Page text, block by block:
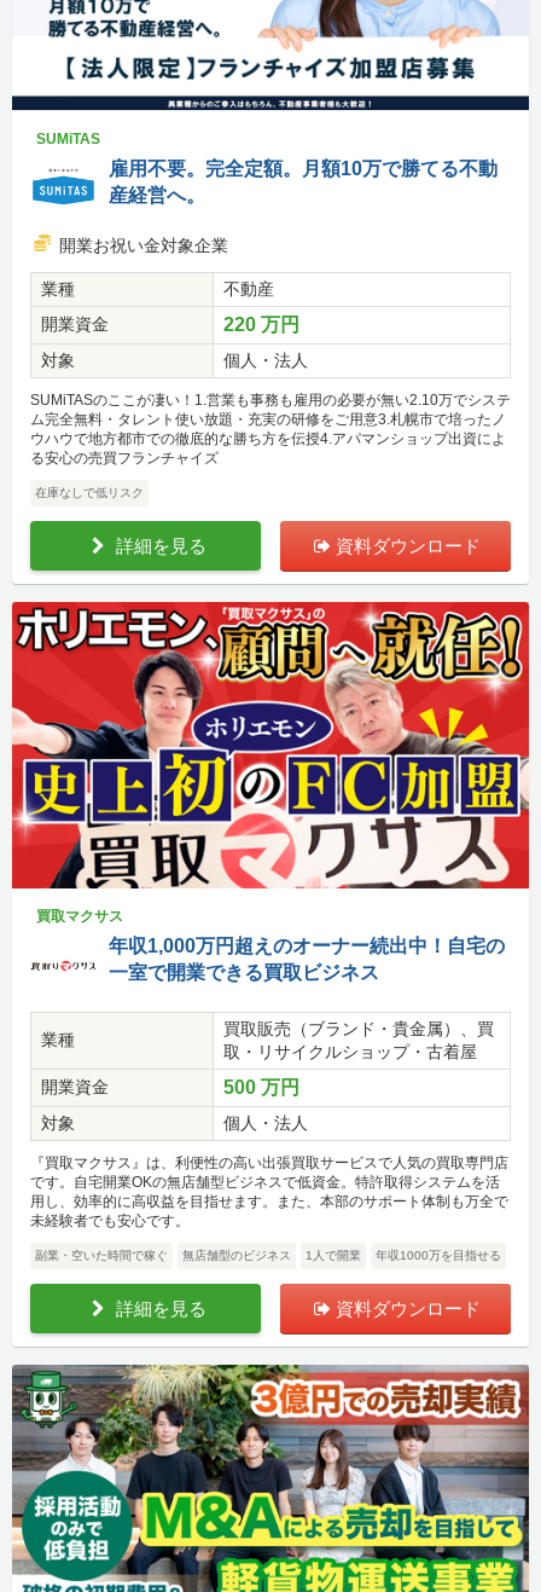
SUMiTAS
雇用不要。完全定額。月額10万で勝てる不動
産経営へ。
開業お祝い金対象企業
業種
不動産
開業資金
220 万円
対象 個人・法人
SUMiTASのここが凄い！1.営業も事務も雇用の必要が無い2.10万でシステ
ム完全無料・タレント使い放題・充実の研修をご用意3.札幌市で培ったノ
ウハウで地方都市での徹底的な勝ち方を伝授4.アパマンショップ出資によ
る安心の売買フランチャイズ
在庫なしで低リスク
詳細を見る 資料ダウンロード
買取マクサス
年収1,000万円超えのオーナー続出中！自宅の
一室で開業できる買取ビジネス
業種
買取販売（ブランド・貴金属）、買
取・リサイクルショップ・古着屋
開業資金
500 万円
対象 個人・法人
『買取マクサス』は、利便性の高い出張買取サービスで人気の買取専門店
です。自宅開業OKの無店舗型ビジネスで低資金。特許取得システムを活
用し、効率的に高収益を目指せます。また、本部のサポート体制も万全で
未経験者でも安心です。
副業・空いた時間で稼ぐ 無店舗型のビジネス 1人で開業 年収1000万を目指せる
詳細を見る 資料ダウンロード